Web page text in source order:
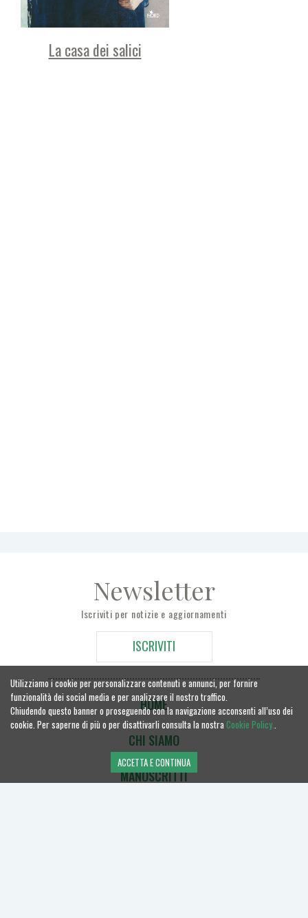
La casa dei salici
Utilizziamo i cookie per personalizzare contenuti e annunci, per fornire
funzionalità dei social media e per analizzare il nostro traffico.
Chiudendo questo banner o proseguendo con la navigazione acconsenti all’uso dei
cookie. Per saperne di più o per disattivarli consulta la nostra Cookie Policy..
ACCETTA E CONTINUA
Newsletter
Iscriviti per notizie e aggiornamenti
ISCRIVITI
HOME
CHI SIAMO
MANOSCRITTI